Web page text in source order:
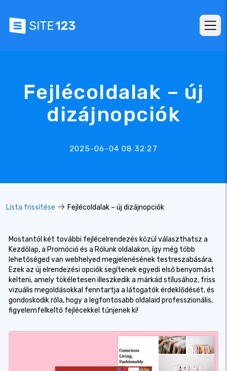
Fejlécoldalak – új
dizájnopciók
2025-06-04 08:32:27
Lista frissítése Fejlécoldalak – új dizájnopciók
Mostantól két további fejlécelrendezés közül választhatsz a
Kezdőlap, a Promóció és a Rólunk oldalakon, így még több
lehetőséged van webhelyed megjelenésének testreszabására.
Ezek az új elrendezési opciók segítenek egyedi első benyomást
kelteni, amely tökéletesen illeszkedik a márkád stílusához, friss
vizuális megoldásokkal fenntartja a látogatók érdeklődését, és
gondoskodik róla, hogy a legfontosabb oldalaid professzionális,
figyelemfelkeltő fejlécekkel tűnjenek ki!